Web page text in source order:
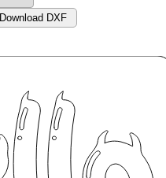
Download DXF